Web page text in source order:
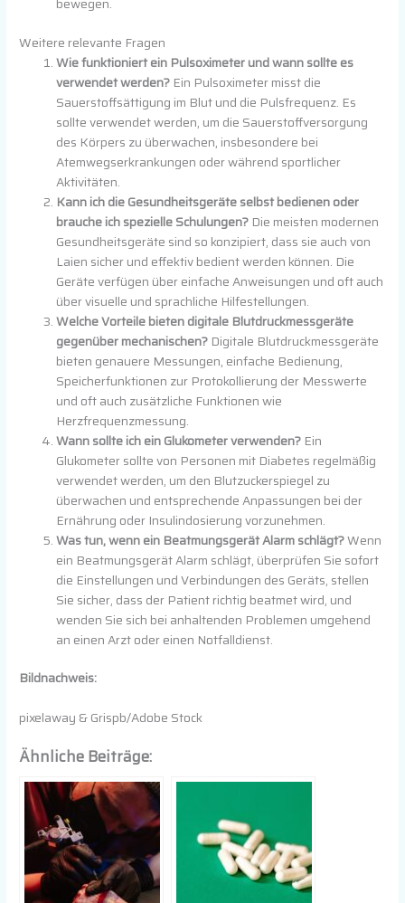
Weitere relevante Fragen
Wie funktioniert ein Pulsoximeter und wann sollte es
verwendet werden? Ein Pulsoximeter misst die
Sauerstoffsättigung im Blut und die Pulsfrequenz. Es
sollte verwendet werden, um die Sauerstoffversorgung
des Körpers zu überwachen, insbesondere bei
Atemwegserkrankungen oder während sportlicher
Aktivitäten.
Kann ich die Gesundheitsgeräte selbst bedienen oder
brauche ich spezielle Schulungen? Die meisten modernen
Gesundheitsgeräte sind so konzipiert, dass sie auch von
Laien sicher und effektiv bedient werden können. Die
Geräte verfügen über einfache Anweisungen und oft auch
über visuelle und sprachliche Hilfestellungen.
Welche Vorteile bieten digitale Blutdruckmessgeräte
gegenüber mechanischen? Digitale Blutdruckmessgeräte
bieten genauere Messungen, einfache Bedienung,
Speicherfunktionen zur Protokollierung der Messwerte
und oft auch zusätzliche Funktionen wie
Herzfrequenzmessung.
Wann sollte ich ein Glukometer verwenden? Ein
Glukometer sollte von Personen mit Diabetes regelmäßig
verwendet werden, um den Blutzuckerspiegel zu
überwachen und entsprechende Anpassungen bei der
Ernährung oder Insulindosierung vorzunehmen.
Was tun, wenn ein Beatmungsgerät Alarm schlägt?Wenn
ein Beatmungsgerät Alarm schlägt, überprüfen Sie sofort
die Einstellungen und Verbindungen des Geräts, stellen
Sie sicher, dass der Patient richtig beatmet wird, und
wenden Sie sich bei anhaltenden Problemen umgehend
an einen Arzt oder einen Notfalldienst.
Bildnachweis:
pixelaway & Grispb/Adobe Stock
Ähnliche Beiträge: